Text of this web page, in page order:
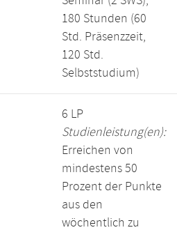
180 Stunden (60
Std. Präsenzzeit,
120 Std.
Selbststudium)
6 LP
Studienleistung(en):
Erreichen von
mindestens 50
Prozent der Punkte
aus den
wöchentlich zu